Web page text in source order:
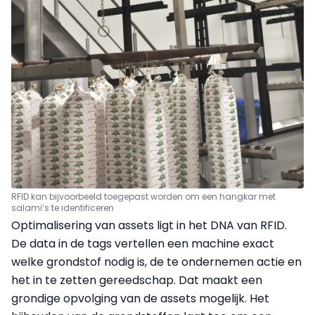
RFID kan bijvoorbeeld toegepast worden om een hangkar met
salami’s te identificeren
Optimalisering van assets ligt in het DNA van RFID.
De data in de tags vertellen een machine exact
welke grondstof nodig is, de te ondernemen actie en
het in te zetten gereedschap. Dat maakt een
grondige opvolging van de assets mogelijk. Het